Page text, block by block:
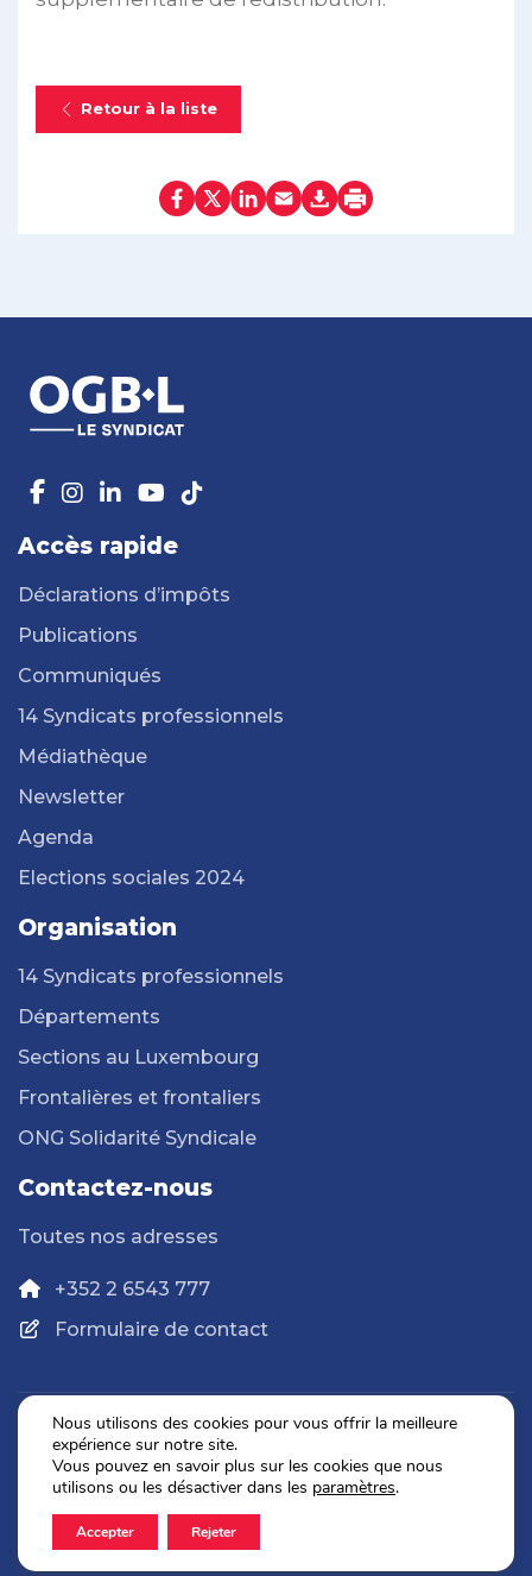
Retour à la liste
Accès rapide
Déclarations d’impôts
Publications
Communiqués
14 Syndicats professionnels
Médiathèque
Newsletter
Agenda
Elections sociales 2024
Organisation
14 Syndicats professionnels
Départements
Sections au Luxembourg
Frontalières et frontaliers
ONG Solidarité Syndicale
Contactez-nous
Toutes nos adresses
+352 2 6543 777
Formulaire de contact
Politique de confidentialité
Mentions légales
2026 © OGBL. Tous droits réservés.
Nous utilisons des cookies pour vous offrir la meilleure
expérience sur notre site.
Vous pouvez en savoir plus sur les cookies que nous
utilisons ou les désactiver dans les paramètres.
Accepter Rejeter